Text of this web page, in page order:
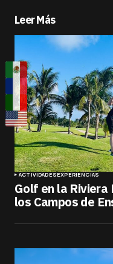
Leer Más
ACTIVIDADESEXPERIENCIAS
Golf en la Riviera
los Campos de